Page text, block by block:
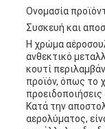
Ονομασία
Συσκευή και
Η χρώμα
ανθεκτικό
κουτί
προϊόν, όπως το
Κατά την
αερολύματος,